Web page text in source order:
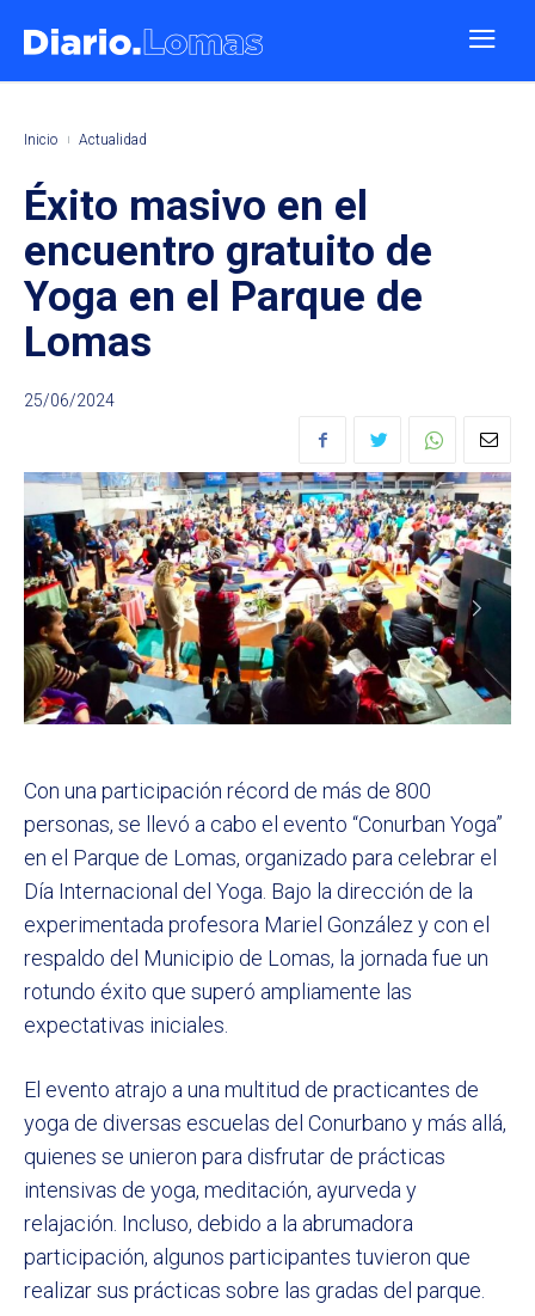
Inicio Actualidad
Éxito masivo en el
encuentro gratuito de
Yoga en el Parque de
Lomas
25/06/2024
Con una participación récord de más de 800
personas, se llevó a cabo el evento “Conurban Yoga”
en el Parque de Lomas, organizado para celebrar el
Día Internacional del Yoga. Bajo la dirección de la
experimentada profesora Mariel González y con el
respaldo del Municipio de Lomas, la jornada fue un
rotundo éxito que superó ampliamente las
expectativas iniciales.
El evento atrajo a una multitud de practicantes de
yoga de diversas escuelas del Conurbano y más allá,
quienes se unieron para disfrutar de prácticas
intensivas de yoga, meditación, ayurveda y
relajación. Incluso, debido a la abrumadora
participación, algunos participantes tuvieron que
realizar sus prácticas sobre las gradas del parque.